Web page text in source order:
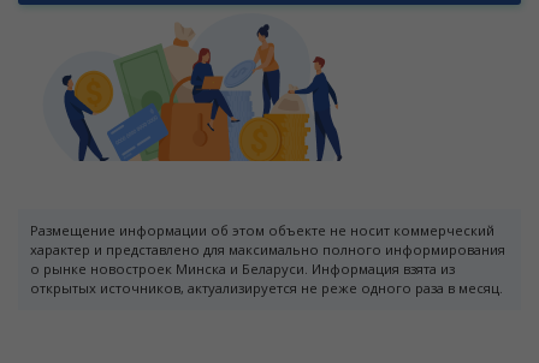
Размещение информации об этом объекте не носит коммерческий
характер и представлено для максимально полного информирования
о рынке новостроек Минска и Беларуси. Информация взята из
открытых источников, актуализируется не реже одного раза в месяц.